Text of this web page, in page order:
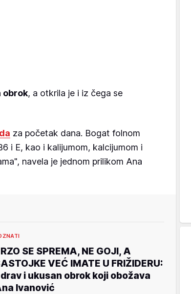
obrok, a otkrila je i iz čega se
za početak dana. Bogat folnom
i E, kao i kalijumom, kalcijumom i
navela je jednom prilikom Ana
SE SPREMA, NE GOJI, A
VEĆ IMATE U FRIŽIDERU:
i ukusan obrok koji obožava
Ivanović